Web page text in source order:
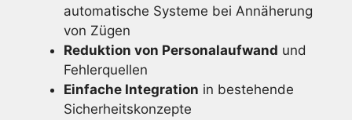
automatische Systeme bei Annäherung
von Zügen
Reduktion von Personalaufwand und
Fehlerquellen
Einfache Integration in bestehende
Sicherheitskonzepte